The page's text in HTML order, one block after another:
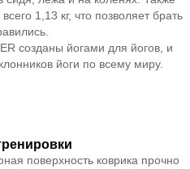
1,13 кг, что позволяет брать
созданы йогами для йогов, и
йоги по всему миру.
поверхность коврика прочно